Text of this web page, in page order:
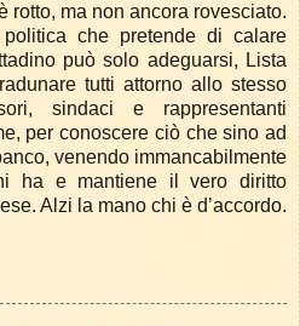
rotto, ma non ancora rovesciato.
che pretende di calare
può solo adeguarsi, Lista
tutti attorno allo stesso
sindaci e rappresentanti
per conoscere ciò che sino ad
venendo immancabilmente
ha e mantiene il vero diritto
Alzi la mano chi è d’accordo.